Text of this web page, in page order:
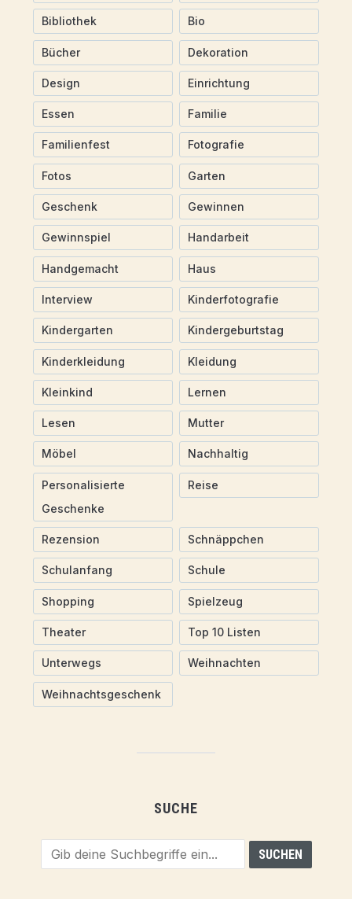
Bibliothek Bio
Bücher Dekoration
Design Einrichtung
Essen Familie
Familienfest Fotografie
Fotos Garten
Geschenk Gewinnen
Gewinnspiel Handarbeit
Handgemacht Haus
Interview Kinderfotografie
Kindergarten Kindergeburtstag
Kinderkleidung Kleidung
Kleinkind Lernen
Lesen Mutter
Möbel Nachhaltig
Personalisierte
Geschenke
Reise
Rezension Schnäppchen
Schulanfang Schule
Shopping Spielzeug
Theater Top 10 Listen
Unterwegs Weihnachten
Weihnachtsgeschenk
SUCHE